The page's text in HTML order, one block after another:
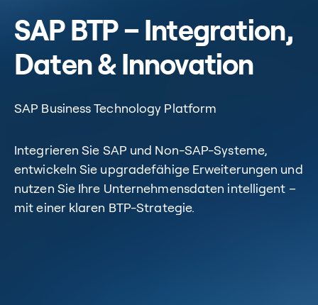
SAP BTP – Integration,
Daten & Innovation
SAP Business Technology Platform
Integrieren Sie SAP und Non-SAP-Systeme,
entwickeln Sie upgradefähige Erweiterungen und
nutzen Sie Ihre Unternehmensdaten intelligent –
mit einer klaren BTP-Strategie.